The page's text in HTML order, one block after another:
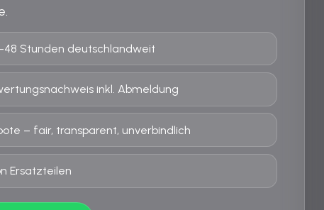
Stunden deutschlandweit
inkl. Abmeldung
– fair, transparent, unverbindlich
Ersatzteilen